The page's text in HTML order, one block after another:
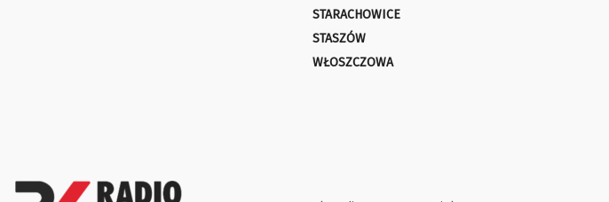
STARACHOWICE
STASZÓW
WŁOSZCZOWA